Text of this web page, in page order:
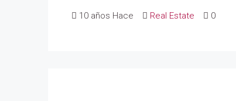
10 años Hace Real Estate 0